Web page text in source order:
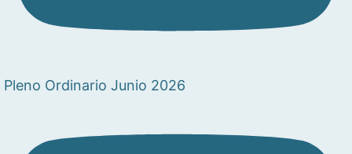
Pleno Ordinario Junio 2026